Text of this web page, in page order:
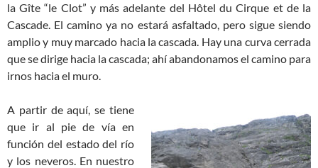
la Gîte “le Clot” y más adelante del Hôtel du Cirque et de la
Cascade. El camino ya no estará asfaltado, pero sigue siendo
amplio y muy marcado hacia la cascada. Hay una curva cerrada
que se dirige hacia la cascada; ahí abandonamos el camino para
irnos hacia el muro.
A partir de aquí, se tiene
que ir al pie de vía en
función del estado del río
y los neveros. En nuestro